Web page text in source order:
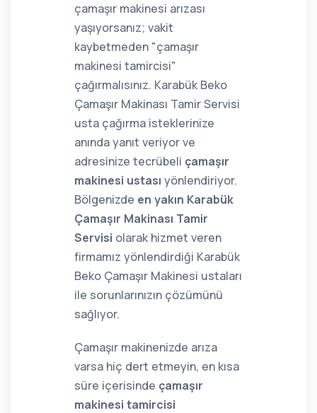
çamaşır makinesi arızası
yaşıyorsanız; vakit
kaybetmeden "çamaşır
makinesi tamircisi"
çağırmalısınız. Karabük Beko
Çamaşır Makinası Tamir Servisi
usta çağırma isteklerinize
anında yanıt veriyor ve
adresinize tecrübeli çamaşır
makinesi ustası yönlendiriyor.
Bölgenizde en yakın Karabük
Çamaşır Makinası Tamir
Servisi olarak hizmet veren
firmamız yönlendirdiği Karabük
Beko Çamaşır Makinesi ustaları
ile sorunlarınızın çözümünü
sağlıyor.
Çamaşır makinenizde arıza
varsa hiç dert etmeyin, en kısa
süre içerisinde çamaşır
makinesi tamircisi